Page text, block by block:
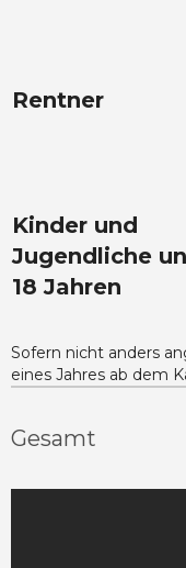
Rentner
Kinder und
Jugendliche
18 Jahren
Sofern nicht anders
eines Jahres ab dem
Gesamt